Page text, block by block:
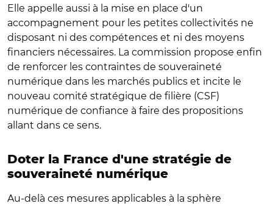
Elle appelle aussi à la mise en place d'un
accompagnement pour les petites collectivités ne
disposant ni des compétences et ni des moyens
financiers nécessaires. La commission propose enfin
de renforcer les contraintes de souveraineté
numérique dans les marchés publics et incite le
nouveau comité stratégique de filière (CSF)
numérique de confiance à faire des propositions
allant dans ce sens.
Doter la France d'une stratégie de
souveraineté numérique
Au-delà ces mesures applicables à la sphère